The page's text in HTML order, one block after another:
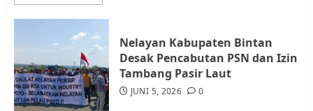
Warga Rempang Ajukan
Audiensi dengan Wali Kota
Nelayan Kabupaten Bintan
Desak Pencabutan PSN dan Izin
Tambang Pasir Laut
JUNI 5, 2026 0